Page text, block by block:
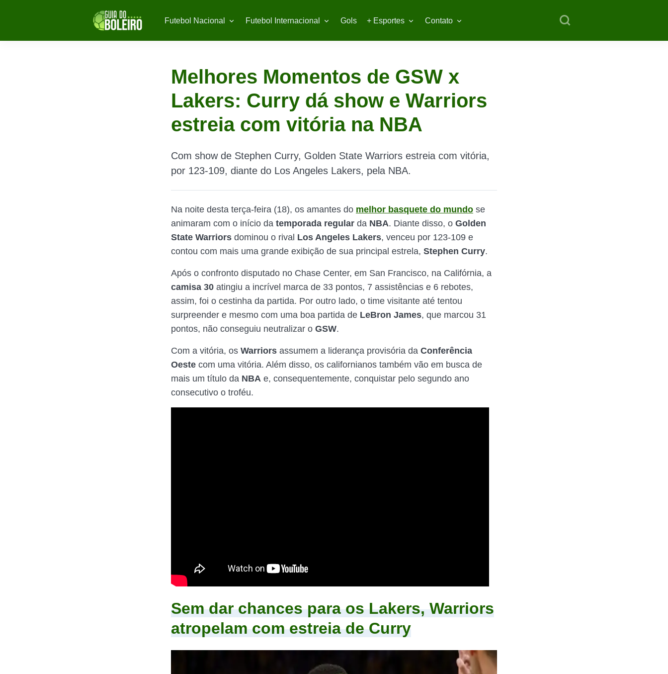
Futebol Nacional Futebol Internacional Gols + Esportes Contato
Melhores Momentos de GSW x
Lakers: Curry dá show e Warriors
estreia com vitória na NBA
Com show de Stephen Curry, Golden State Warriors estreia com vitória,
por 123-109, diante do Los Angeles Lakers, pela NBA.
Na noite desta terça-feira (18), os amantes do melhor basquete do mundo se
animaram com o início da temporada regular da NBA. Diante disso, o Golden
State Warriors dominou o rival Los Angeles Lakers, venceu por 123-109 e
contou com mais uma grande exibição de sua principal estrela, Stephen Curry.
Após o confronto disputado no Chase Center, em San Francisco, na Califórnia, a
camisa 30 atingiu a incrível marca de 33 pontos, 7 assistências e 6 rebotes,
assim, foi o cestinha da partida. Por outro lado, o time visitante até tentou
surpreender e mesmo com uma boa partida de LeBron James, que marcou 31
pontos, não conseguiu neutralizar o GSW.
Com a vitória, os Warriors assumem a liderança provisória da Conferência
Oeste com uma vitória. Além disso, os californianos também vão em busca de
mais um título da NBA e, consequentemente, conquistar pelo segundo ano
consecutivo o troféu.
Sem dar chances para os Lakers, Warriors
atropelam com estreia de Curry